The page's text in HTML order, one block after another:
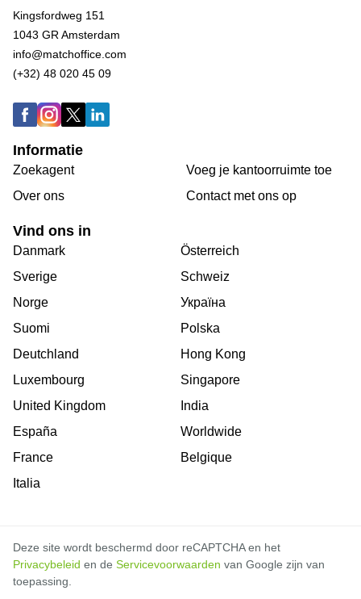
Kingsfordweg 151
1043 GR Amsterdam
info@matchoffice.com
(+32) 48 020 45 09
Informatie
Zoekagent
Over ons
Voeg je kantoorruimte toe
Сontact met ons op
Vind ons in
Danmark
Sverige
Norge
Suomi
Deutchland
Luxembourg
United Kingdom
España
France
Italia
Österreich
Schweiz
Україна
Polska
Hong Kong
Singapore
India
Worldwide
Belgique
Deze site wordt beschermd door reCAPTCHA en het
Privacybeleid en de Servicevoorwaarden van Google zijn van
toepassing.